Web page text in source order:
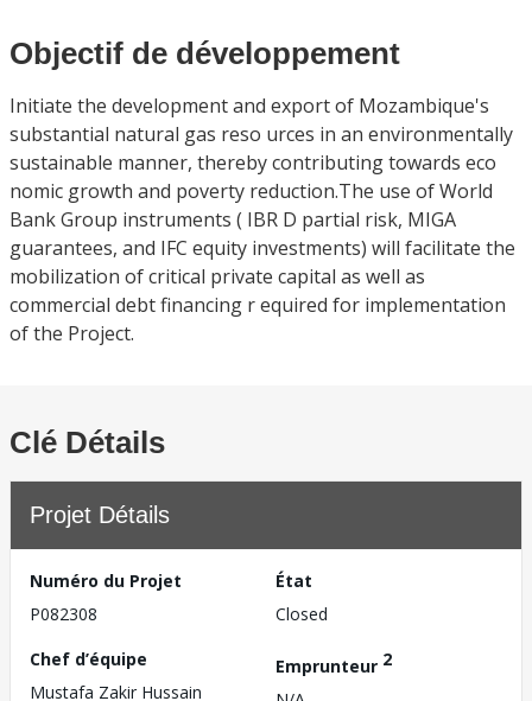
Objectif de développement
Initiate the development and export of Mozambique's
substantial natural gas reso urces in an environmentally
sustainable manner, thereby contributing towards eco
nomic growth and poverty reduction.The use of World
Bank Group instruments ( IBR D partial risk, MIGA
guarantees, and IFC equity investments) will facilitate the
mobilization of critical private capital as well as
commercial debt financing r equired for implementation
of the Project.
Clé Détails
Projet Détails
Numéro du Projet
P082308
État
Closed
Chef d’équipe
Mustafa Zakir Hussain
Emprunteur 2